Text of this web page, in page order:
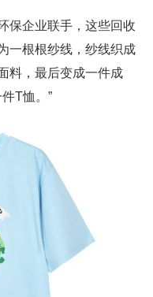
保企业联手，这些回收
一根根纱线，纱线织成
料，最后变成一件成
T恤。”